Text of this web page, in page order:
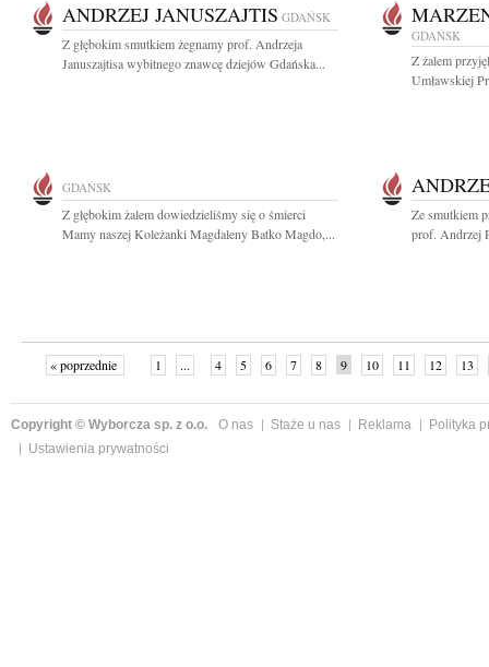
ANDRZEJ JANUSZAJTIS GDAŃSK
Z głębokim smutkiem żegnamy prof. Andrzeja
Januszajtisa wybitnego znawcę dziejów Gdańska...
GDAŃSK
Z żalem
Umławskiej
GDAŃSK
Z głębokim żalem dowiedzieliśmy się o śmierci
Mamy naszej Koleżanki Magdaleny Batko Magdo,...
Ze smutkiem
prof. Andrzej
« poprzednie 1 ... 4 5 6 7 8 9 10 11 12 13
Copyright © Wyborcza sp. z o.o. O nas Staże u nas Reklama
Polityka
Ustawienia prywatności